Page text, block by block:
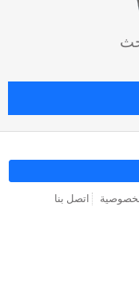
اتصل بنا